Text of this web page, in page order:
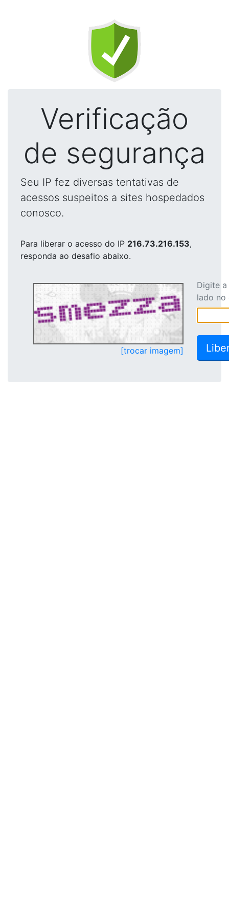
Verificação
de segurança
Seu IP fez diversas tentativas de
acessos suspeitos a sites hospedados
conosco.
Para liberar o acesso do IP 216.73.216.153,
responda ao desafio abaixo.
[trocar imagem]
Digite
lado no